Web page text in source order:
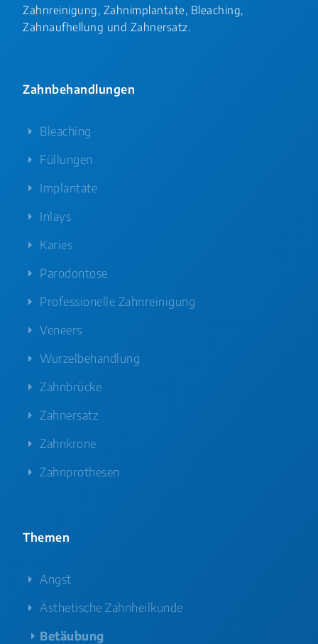
Zahnreinigung, Zahnimplantate, Bleaching,
Zahnaufhellung und Zahnersatz.
Zahnbehandlungen
Bleaching
Füllungen
Implantate
Inlays
Karies
Parodontose
Professionelle Zahnreinigung
Veneers
Wurzelbehandlung
Zahnbrücke
Zahnersatz
Zahnkrone
Zahnprothesen
Themen
Angst
Ästhetische Zahnheilkunde
Betäubung